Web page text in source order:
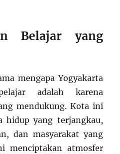
Belajar yang
mengapa Yogyakarta
adalah karena
mendukung. Kota ini
hidup yang terjangkau,
dan masyarakat yang
menciptakan atmosfer